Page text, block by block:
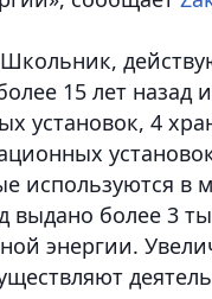
15 лет назад
установок, 4
используются в
более 3
энергии.